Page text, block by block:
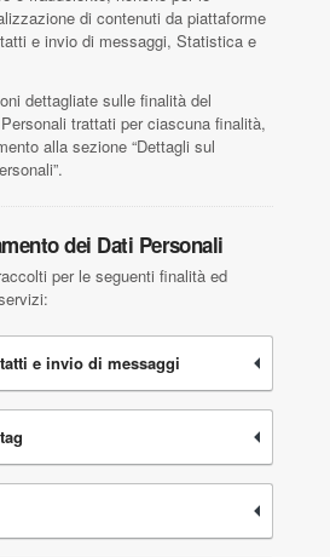
di contenuti da piattaforme
e invio di messaggi, Statistica e
dettagliate sulle finalità del
trattati per ciascuna finalità,
alla sezione “Dettagli sul
dei Dati Personali
per le seguenti finalità ed
e invio di messaggi